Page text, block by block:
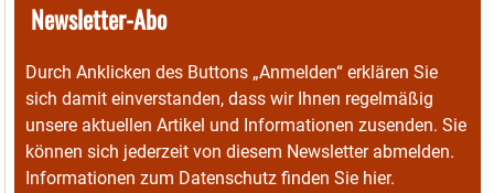
Newsletter-Abo
Durch Anklicken des Buttons „Anmelden“ erklären Sie
sich damit einverstanden, dass wir Ihnen regelmäßig
unsere aktuellen Artikel und Informationen zusenden. Sie
können sich jederzeit von diesem Newsletter abmelden.
Informationen zum Datenschutz finden Sie hier.